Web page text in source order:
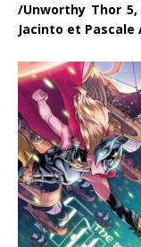
/Unworthy Thor 5,
Jacinto et Pascale